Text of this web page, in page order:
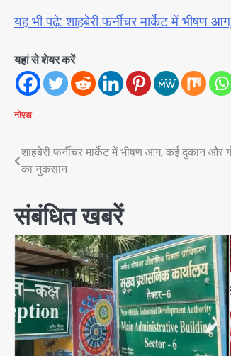
यह भी पढ़े: शाहबेरी फर्नीचर मार्केट में
यहां से शेयर करें
नोएडा
Post
navigation
शाहबेरी फर्नीचर मार्केट में भीषण आग, कई दुकान
का नुकसान
संबंधित खबरें